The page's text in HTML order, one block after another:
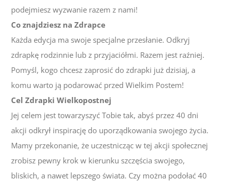
podejmiesz wyzwanie razem z nami!
Co znajdziesz na Zdrapce
Każda edycja ma swoje specjalne przesłanie. Odkryj
zdrapkę rodzinnie lub z przyjaciółmi. Razem jest raźniej.
Pomyśl, kogo chcesz zaprosić do zdrapki już dzisiaj, a
komu warto ją podarować przed Wielkim Postem!
Cel Zdrapki Wielkopostnej
Jej celem jest towarzyszyć Tobie tak, abyś przez 40 dni
akcji odkrył inspirację do uporządkowania swojego życia.
Mamy przekonanie, że uczestnicząc w tej akcji społecznej
zrobisz pewny krok w kierunku szczęścia swojego,
bliskich, a nawet lepszego świata. Czy można podołać 40